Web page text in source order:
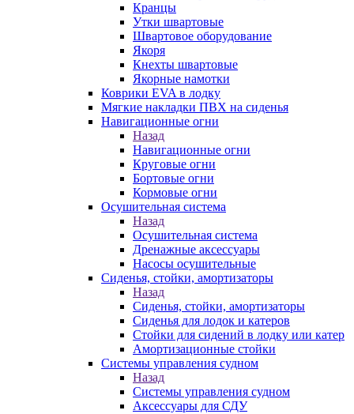
Кранцы
Утки швартовые
Швартовое оборудование
Якоря
Кнехты швартовые
Якорные намотки
Коврики EVA в лодку
Мягкие накладки ПВХ на сиденья
Навигационные огни
Назад
Навигационные огни
Круговые огни
Бортовые огни
Кормовые огни
Осушительная система
Назад
Осушительная система
Дренажные аксессуары
Насосы осушительные
Сиденья, стойки, амортизаторы
Назад
Сиденья, стойки, амортизаторы
Сиденья для лодок и катеров
Стойки для сидений в лодку или катер
Амортизационные стойки
Системы управления судном
Назад
Системы управления судном
Аксессуары для СДУ